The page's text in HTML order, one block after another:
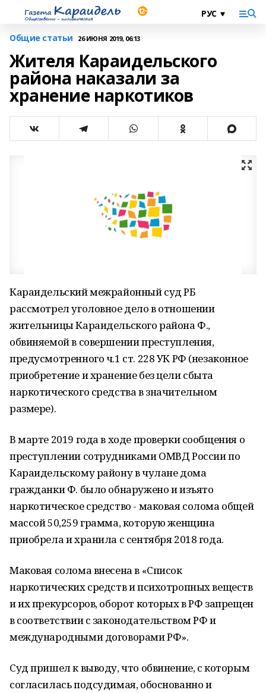
Общие статьи 26 ИЮНЯ 2019, 06:13
Жителя Караидельского
района наказали за
хранение наркотиков
Караидельский межрайонный суд РБ
рассмотрел уголовное дело в отношении
жительницы Караидельского района Ф.,
обвиняемой в совершении преступления,
предусмотренного ч.1 ст. 228 УК РФ (незаконное
приобретение и хранение без цели сбыта
наркотического средства в значительном
размере).
В марте 2019 года в ходе проверки сообщения о
преступлении сотрудниками ОМВД России по
Караидельскому району в чулане дома
гражданки Ф. было обнаружено и изъято
наркотическое средство - маковая солома общей
массой 50,259 грамма, которую женщина
приобрела и хранила с сентября 2018 года.
Маковая солома внесена в «Список
наркотических средств и психотропных веществ
и их прекурсоров, оборот которых в РФ запрещен
в соответствии с законодательством РФ и
международными договорами РФ».
Суд пришел к выводу, что обвинение, с которым
согласилась подсудимая, обоснованно и